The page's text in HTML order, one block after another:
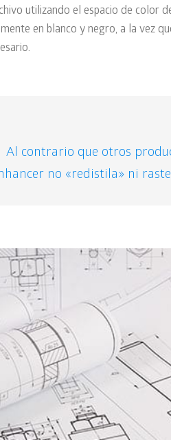
utilizando el espacio de color
en blanco y negro, a la vez
Al contrario que otros
no «redistila» ni